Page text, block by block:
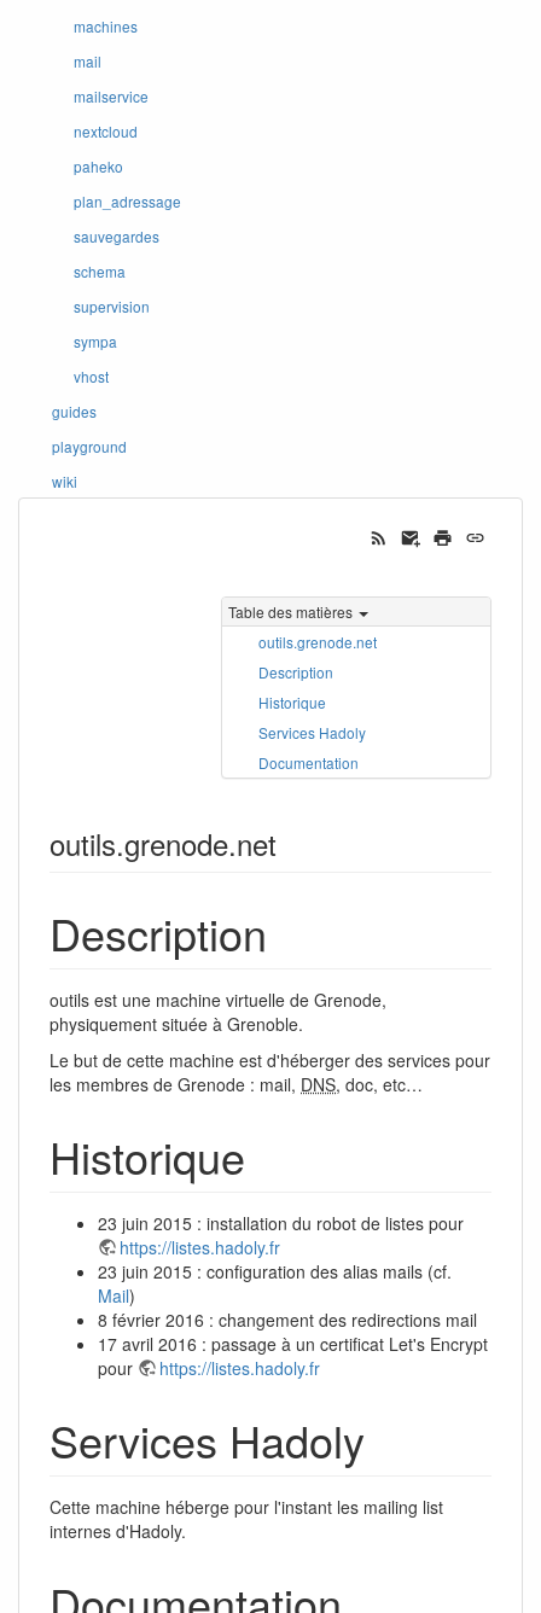
machines
mail
mailservice
nextcloud
paheko
plan_adressage
sauvegardes
schema
supervision
sympa
vhost
guides
playground
wiki
Table des matières
outils.grenode.net
Description
Historique
Services Hadoly
Documentation
outils.grenode.net
Description
outils est une machine virtuelle de Grenode,
physiquement située à Grenoble.
Le but de cette machine est d'héberger des services pour
les membres de Grenode : mail, DNS, doc, etc…
Historique
23 juin 2015 : installation du robot de listes pour
https://listes.hadoly.fr
23 juin 2015 : configuration des alias mails (cf.
Mail)
8 février 2016 : changement des redirections mail
17 avril 2016 : passage à un certificat Let's Encrypt
pour
https://listes.hadoly.fr
Services Hadoly
Cette machine héberge pour l'instant les mailing list
internes d'Hadoly.